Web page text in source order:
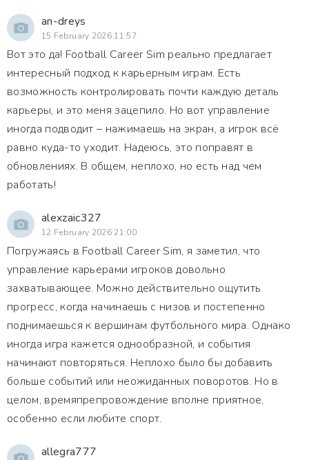
an-dreys
15 February 2026 11:57
Вот это да! Football Career Sim реально предлагает
интересный подход к карьерным играм. Есть
возможность контролировать почти каждую деталь
карьеры, и это меня зацепило. Но вот управление
иногда подводит – нажимаешь на экран, а игрок всё
равно куда-то уходит. Надеюсь, это поправят в
обновлениях. В общем, неплохо, но есть над чем
работать!
alexzaic327
12 February 2026 21:00
Погружаясь в Football Career Sim, я заметил, что
управление карьерами игроков довольно
захватывающее. Можно действительно ощутить
прогресс, когда начинаешь с низов и постепенно
поднимаешься к вершинам футбольного мира. Однако
иногда игра кажется однообразной, и события
начинают повторяться. Неплохо было бы добавить
больше событий или неожиданных поворотов. Но в
целом, времяпрепровождение вполне приятное,
особенно если любите спорт.
allegra777